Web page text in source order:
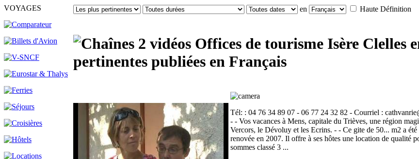
VOYAGES en Haute Définition
2 vidéos Offices de tourisme Isère Clelles
pertinentes publiées en Français
Tél: : 04 76 34 89 07 - 06 77 24 32 82 - Courriel :
- - Vos vacances à Mens, capitale du Trièves, une région
Vercors, le Dévoluy et les Ecrins. - - Ce gite de 50... m2 a
renovée en 2007. Il offre à ses hôtes une location de qualité
sommes classé 3 ...